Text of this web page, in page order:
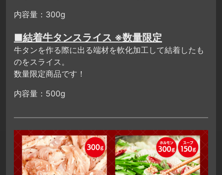
内容量：300g
■結着牛タンスライス ※数量限定
牛タンを作る際に出る端材を軟化加工して結着したも
のをスライス。
数量限定商品です！
内容量：500g